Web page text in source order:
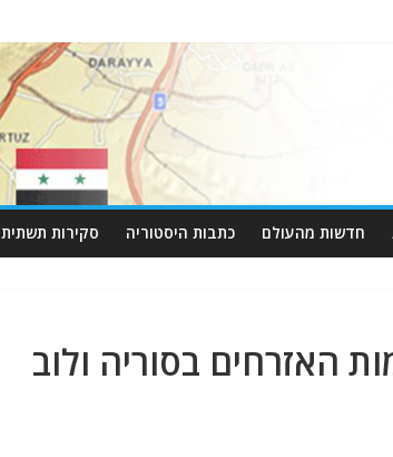
חדשות מהעולם כתבות היסטוריה סקירות תשתית
האזרחים בסוריה ולוב